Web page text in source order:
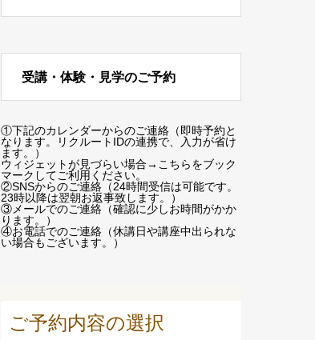
受講・体験・見学のご予約
①下記のカレンダーからのご連絡（即時予約と
なります。リクルートIDの連携で、入力が省け
ます。）
ウィジェットが見づらい場合→こちらをブック
マーク してご利用ください。
②SNSからのご連絡（24時間受信は可能です。
23時以降は翌朝お返事致します。）
③メールでのご連絡（確認に少しお時間がかか
ります。）
④お電話でのご連絡（休講日や講座中出られな
い場合もございます。）